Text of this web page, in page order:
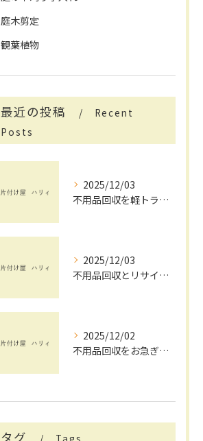
庭木剪定
観葉植物
最近の投稿
Recent
Posts
2025/12/03
不用品回収を軽トラックで賢く活用する茨城県で手間と費用を抑えるコツ
2025/12/03
不用品回収とリサイクルを茨城県で安心して依頼するためのチェックポイント
2025/12/02
不用品回収をお急ぎで依頼したい方へ茨城県で失敗しない業者選びと即日対応のポイント
タグ Tags